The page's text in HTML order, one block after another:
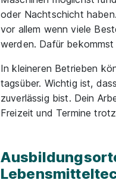
oder Nachtschicht
vor allem wenn viele
werden. Dafür
In kleineren Betrieben
tagsüber. Wichtig ist,
zuverlässig bist. Dein
Freizeit und Termine